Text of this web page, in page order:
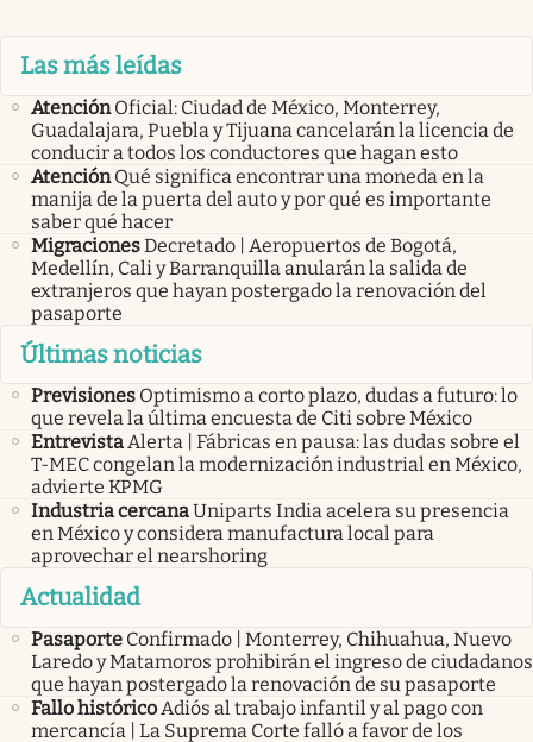
Las más leídas
Atención Oficial: Ciudad de México, Monterrey,
Guadalajara, Puebla y Tijuana cancelarán la licencia de
conducir a todos los conductores que hagan esto
Atención Qué significa encontrar una moneda en la
manija de la puerta del auto y por qué es importante
saber qué hacer
MigracionesDecretado | Aeropuertos de Bogotá,
Medellín, Cali y Barranquilla anularán la salida de
extranjeros que hayan postergado la renovación del
pasaporte
Últimas noticias
Previsiones Optimismo a corto plazo, dudas a futuro: lo
que revela la última encuesta de Citi sobre México
EntrevistaAlerta | Fábricas en pausa: las dudas sobre el
T-MEC congelan la modernización industrial en México,
advierte KPMG
Industria cercanaUniparts India acelera su presencia
en México y considera manufactura local para
aprovechar el nearshoring
Actualidad
Pasaporte Confirmado | Monterrey, Chihuahua, Nuevo
Laredo y Matamoros prohibirán el ingreso de ciudadanos
que hayan postergado la renovación de su pasaporte
Fallo histórico Adiós al trabajo infantil y al pago con
mercancía | La Suprema Corte falló a favor de los